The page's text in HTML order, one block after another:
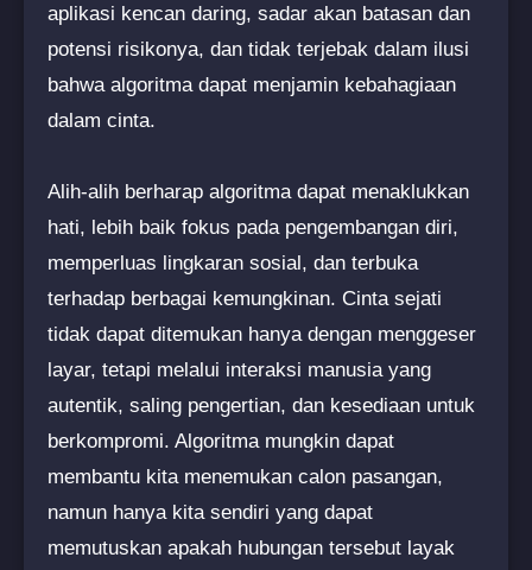
aplikasi kencan daring, sadar akan batasan dan
potensi risikonya, dan tidak terjebak dalam ilusi
bahwa algoritma dapat menjamin kebahagiaan
dalam cinta.
Alih-alih berharap algoritma dapat menaklukkan
hati, lebih baik fokus pada pengembangan diri,
memperluas lingkaran sosial, dan terbuka
terhadap berbagai kemungkinan. Cinta sejati
tidak dapat ditemukan hanya dengan menggeser
layar, tetapi melalui interaksi manusia yang
autentik, saling pengertian, dan kesediaan untuk
berkompromi. Algoritma mungkin dapat
membantu kita menemukan calon pasangan,
namun hanya kita sendiri yang dapat
memutuskan apakah hubungan tersebut layak